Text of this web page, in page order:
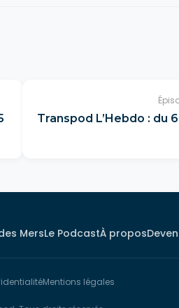
Transpod L’Hebdo : du
MersLe PodcastÀ propos
Mentions légales